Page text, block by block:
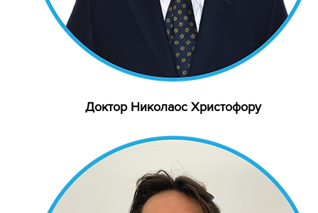
Доктор Николаос Христофору